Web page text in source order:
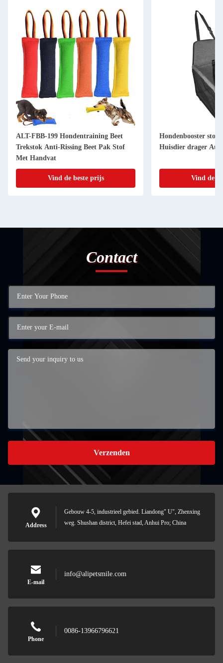
ALT-FBB-199 Hondentraining Beet
Trekstok Anti-Rissing Beet Pak Stof
Met Handvat
Vind de beste prijs
Hondenbooster stoel
Huisdier drager
Vind de
Contact
Verzenden
Address
Gebouw 4-5, industrieel gebied. Liandong" U", Zhenxing
weg. Shushan district, Hefei stad, Anhui Pro; China
E-mail
info@alipetsmile.com
Phone
0086-13966796621